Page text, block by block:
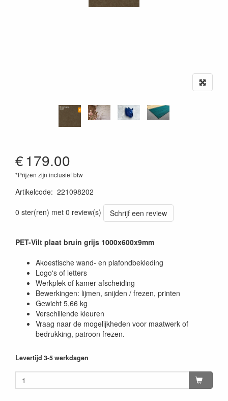
€179.00
*Prijzen zijn inclusief btw
Artikelcode: 221098202
0 ster(ren) met 0 review(s)
Schrijf een review
PET-Vilt plaat bruin grijs 1000x600x9mm
Akoestische wand- en plafondbekleding
Logo's of letters
Werkplek of kamer afscheiding
Bewerkingen: lijmen, snijden / frezen, printen
Gewicht 5,66 kg
Verschillende kleuren
Vraag naar de mogelijkheden voor maatwerk of
bedrukking, patroon frezen.
Levertijd 3-5 werkdagen